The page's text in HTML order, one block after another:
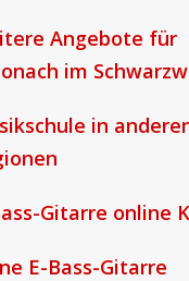
Angebote für
im
in
Gitarre online
E-Bass-Gitarre